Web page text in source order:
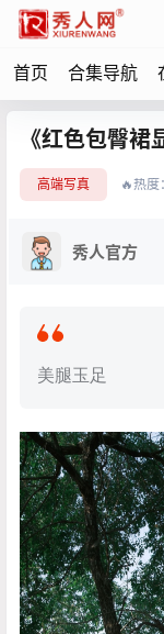
首页 合集导航
《红色包臀
高端写真 🔥热
秀人官方
美腿玉足